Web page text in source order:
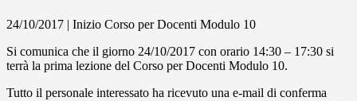
24/10/2017 | Inizio Corso per Docenti Modulo 10
Si comunica che il giorno 24/10/2017 con orario 14:30 – 17:30 si
terrà la prima lezione del Corso per Docenti Modulo 10.
Tutto il personale interessato ha ricevuto una e-mail di conferma